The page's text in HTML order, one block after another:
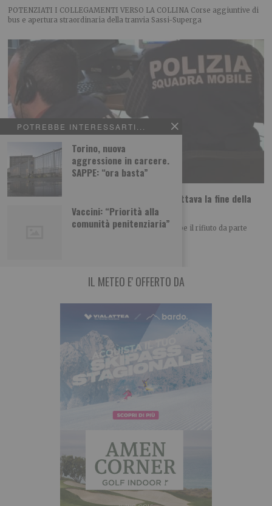
POTREBBE INTERESSARTI...
Torino, nuova
aggressione in carcere.
SAPPE: “ora basta”
Vaccini: “Priorità alla
comunità penitenziaria”
POTENZIATI I COLLEGAMENTI VERSO LA COLLINA Corse aggiuntive di
bus e apertura straordinaria della tranvia Sassi-Superga
Daniela Florea: uccisa dall’ex che non accettava la fine della
Il movente dell’assassinio di Daniela Florea sarebbe il rifiuto da parte
IL METEO E' OFFERTO DA